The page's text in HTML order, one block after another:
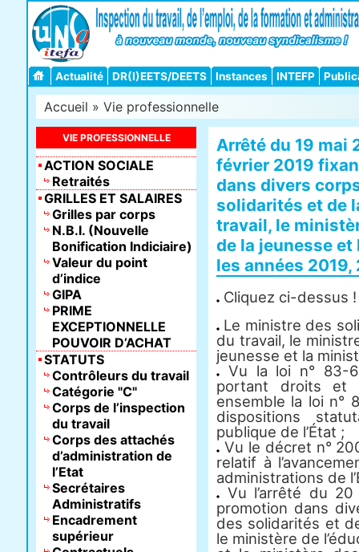
Actualité DR(I)EETS/DEETS Instances INTEFP
Accueil » Vie professionnelle
Arrêté du 19 mai
février 2019
dans divers
solidarités et de
travail, le
de la jeunesse
les années
Cliquez ci-dessus !
Le ministre des
du travail, le
jeunesse et la
Vu la loi n° 83-
portant droits et
ensemble la loi n°
dispositions
publique de l’État ;
Vu le décret n°
relatif à
administrations de
Vu l’arrêté du
promotion dans
des solidarités et
le ministère de
VIE PROFESSIONNELLE
ACTION SOCIALE
Retraités
GRILLES ET SALAIRES
Grilles par corps
N.B.I. (Nouvelle
Bonification Indiciaire)
Valeur du point
d’indice
GIPA
PRIME
EXCEPTIONNELLE
POUVOIR D’ACHAT
STATUTS
Contrôleurs du travail
Catégorie "C"
Corps de l’inspection
du travail
Corps des attachés
d’administration de
l’Etat
Secrétaires
Administratifs
Encadrement
supérieur